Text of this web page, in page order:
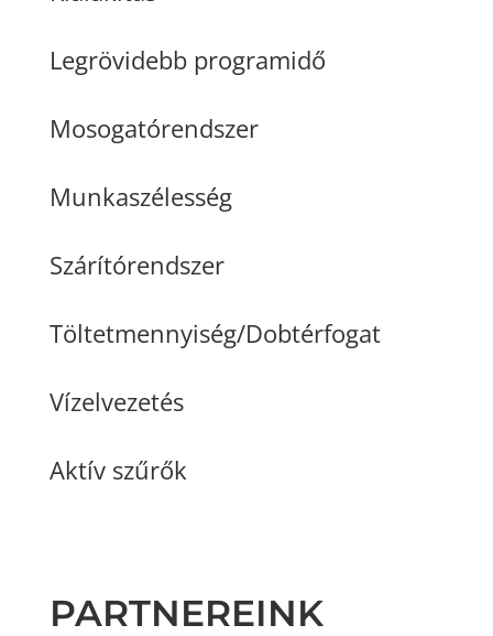
Legrövidebb programidő
Mosogatórendszer
Munkaszélesség
Szárítórendszer
Töltetmennyiség/Dobtérfogat
Vízelvezetés
Aktív szűrők
PARTNEREINK